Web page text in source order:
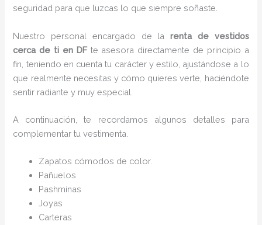
seguridad para que luzcas lo que siempre soñaste.
Nuestro personal encargado de larenta de vestidos
cerca de ti en DFte asesora directamente de principio a
fin, teniendo en cuenta tu carácter y estilo, ajustándose a lo
que realmente necesitas y cómo quieres verte, haciéndote
sentir radiante y muy especial.
A continuación, te recordamos algunos detalles para
complementar tu vestimenta.
Zapatos cómodos de color.
Pañuelos
Pashminas
Joyas
Carteras